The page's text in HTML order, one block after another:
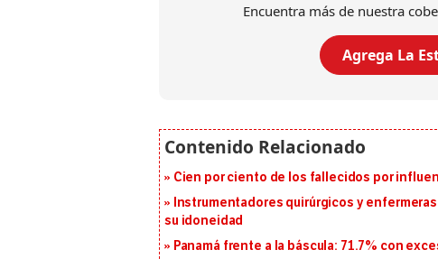
Encuentra más de nuestra
Agrega La
Cien por ciento de los fallecidos por
Instrumentadores quirúrgicos y
su idoneidad
Panamá frente a la báscula: 71.7% con